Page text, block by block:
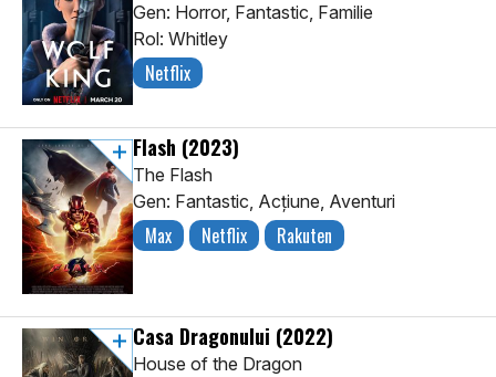
Gen: Horror, Fantastic, Familie
Rol: Whitley
Netflix
Flash (2023)
The Flash
Gen: Fantastic, Acţiune, Aventuri
Max Netflix Rakuten
Casa Dragonului (2022)
House of the Dragon